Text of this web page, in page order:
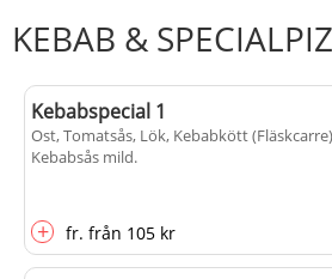
KEBAB &
Kebabspecial 1
Ost, Tomatsås, Lök, Kebabkött
Kebabsås mild.
+ fr. från 105 kr